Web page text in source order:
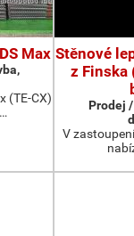
Max
(TE-CX)
Stěnové
z Finska
Prodej
V